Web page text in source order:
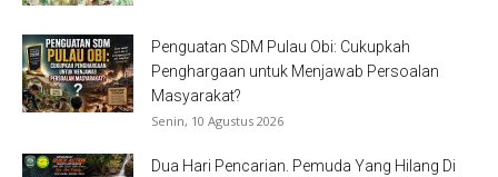
Penguatan SDM Pulau Obi: Cukupkah
Penghargaan untuk Menjawab Persoalan
Masyarakat?
Senin, 10 Agustus 2026
Dua Hari Pencarian. Pemuda Yang Hilang Di